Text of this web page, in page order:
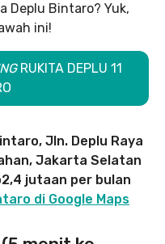
Deplu Bintaro? Yuk,
ini!
RUKITA DEPLU 11
Jln. Deplu Raya
Jakarta Selatan
jutaan per bulan
di Google Maps